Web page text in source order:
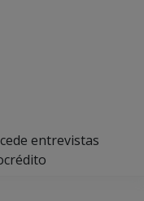
entrevistas